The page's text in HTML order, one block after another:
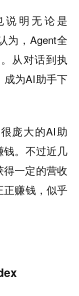
说明无论是
为，Agent全
从对话到执
成为AI助手下
庞大的AI助
。不过近几
得一定的营收
赚钱，似乎